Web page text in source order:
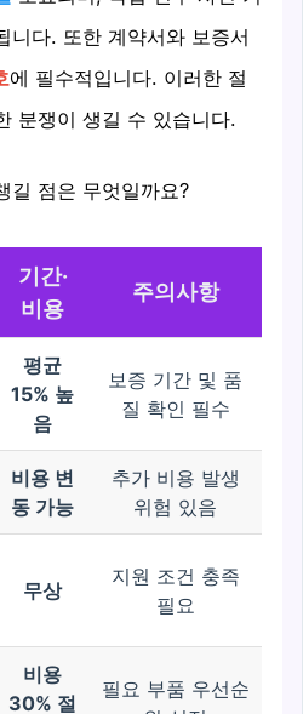
니다. 또한 계약서와 보증서
에 필수적입니다. 이러한 절
분쟁이 생길 수 있습니다.
길 점은 무엇일까요?
기간·
비용
주의사항
평균
15% 높
음
보증 기간 및 품
질 확인 필수
비용 변
동 가능
추가 비용 발생
위험 있음
무상
지원 조건 충족
필요
비용
30% 절
필요 부품 우선순